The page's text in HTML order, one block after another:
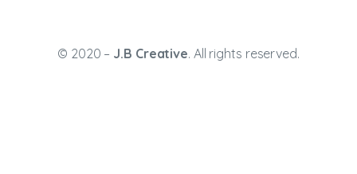
© 2020 – J.B Creative. All rights reserved.